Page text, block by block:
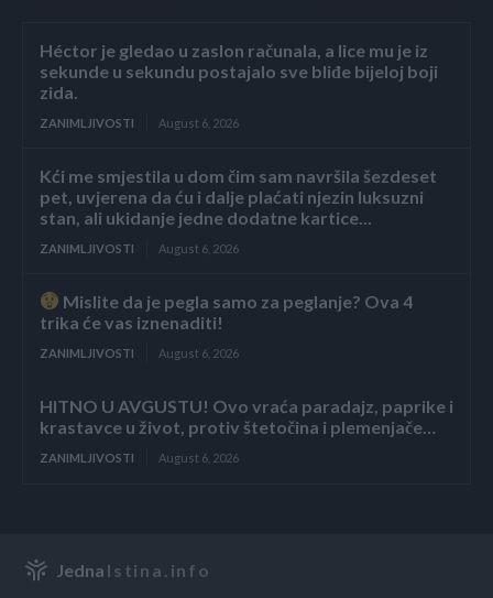
Héctor je gledao u zaslon računala, a lice mu je iz
sekunde u sekundu postajalo sve bliđe bijeloj boji
zida.
ZANIMLJIVOSTI August 6, 2026
Kći me smjestila u dom čim sam navršila šezdeset
pet, uvjerena da ću i dalje plaćati njezin luksuzni
stan, ali ukidanje jedne dodatne kartice...
ZANIMLJIVOSTI August 6, 2026
Mislite da je pegla samo za peglanje? Ova 4
trika će vas iznenaditi!
ZANIMLJIVOSTI August 6, 2026
HITNO U AVGUSTU! Ovo vraća paradajz, paprike i
krastavce u život, protiv štetočina i plemenjače…
ZANIMLJIVOSTI August 6, 2026
Jedna Istina.info